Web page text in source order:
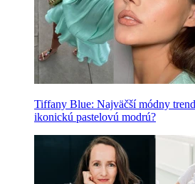
Tiffany Blue: Najväčší módny
ikonickú pastelovú modrú?